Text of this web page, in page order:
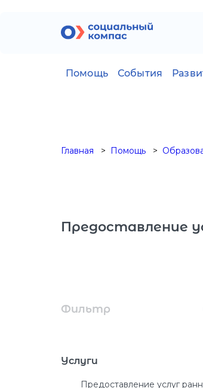
Помощь События
Главная Помощь
Предоставление
Фильтр
Услуги
Предоставление услуг